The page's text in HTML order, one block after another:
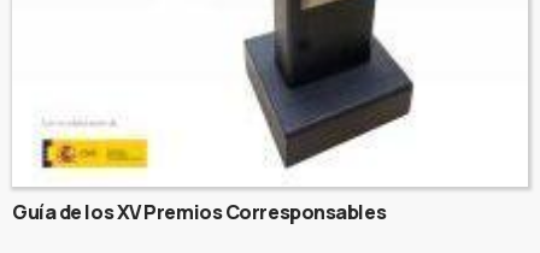
Guía de los XV Premios Corresponsables